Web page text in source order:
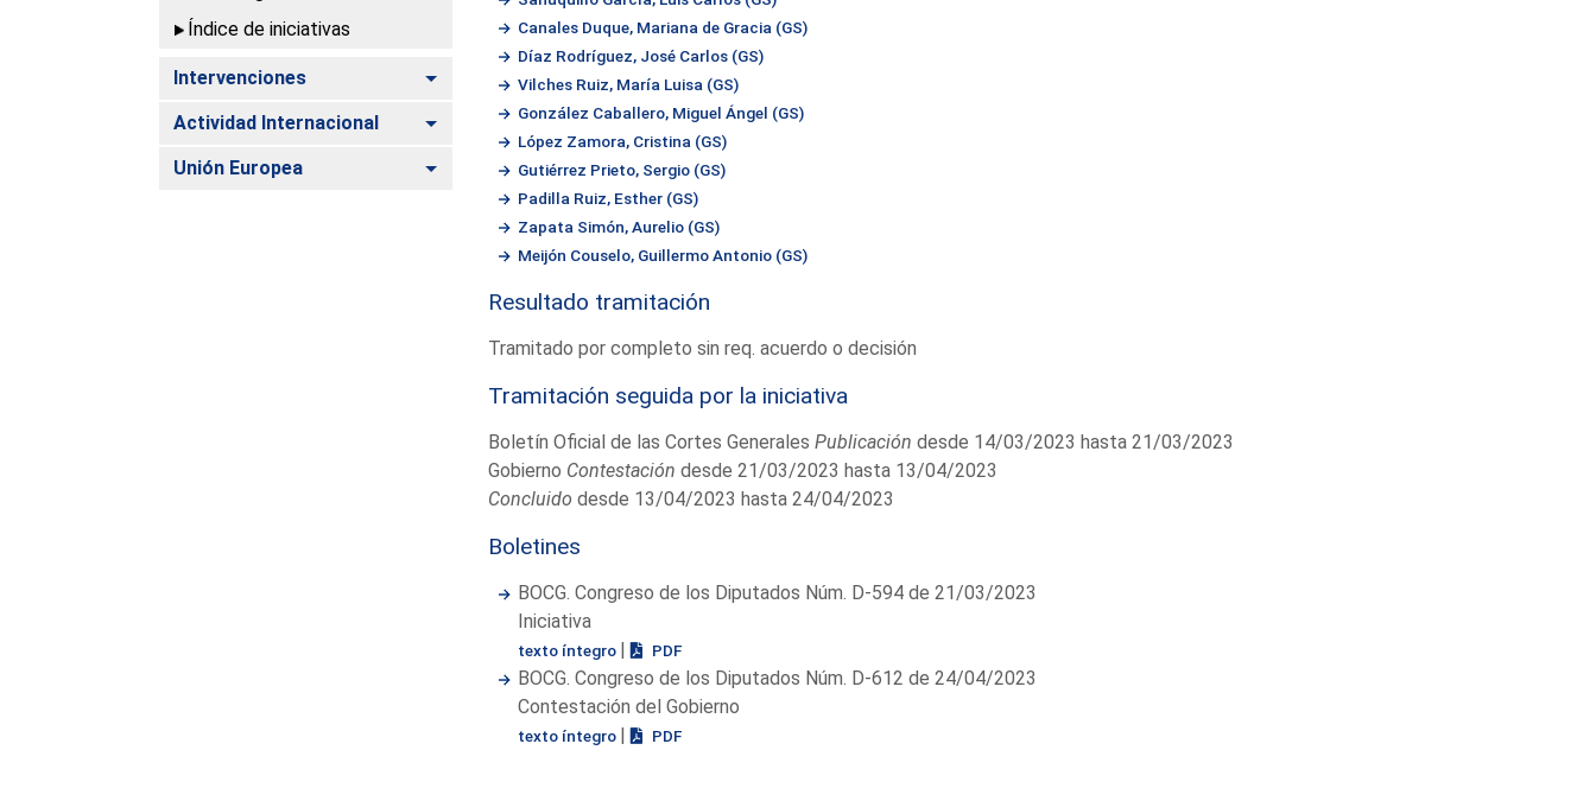
Índice de iniciativas
Intervenciones Alternar
Actividad Internacional Alternar
Unión Europea Alternar
Canales Duque, Mariana de Gracia (GS)
Díaz Rodríguez, José Carlos (GS)
Vilches Ruiz, María Luisa (GS)
González Caballero, Miguel Ángel (GS)
López Zamora, Cristina (GS)
Gutiérrez Prieto, Sergio (GS)
Padilla Ruiz, Esther (GS)
Zapata Simón, Aurelio (GS)
Meijón Couselo, Guillermo Antonio (GS)
Resultado tramitación
Tramitado por completo sin req. acuerdo o decisión
Tramitación seguida por la iniciativa
Boletín Oficial de las Cortes Generales Publicación desde 14/03/2023 hasta 21/03/2023
Gobierno Contestación desde 21/03/2023 hasta 13/04/2023
Concluido desde 13/04/2023 hasta 24/04/2023
Boletines
BOCG. Congreso de los Diputados Núm. D-594 de 21/03/2023
Iniciativa
texto íntegro | PDF
BOCG. Congreso de los Diputados Núm. D-612 de 24/04/2023
Contestación del Gobierno
texto íntegro | PDF